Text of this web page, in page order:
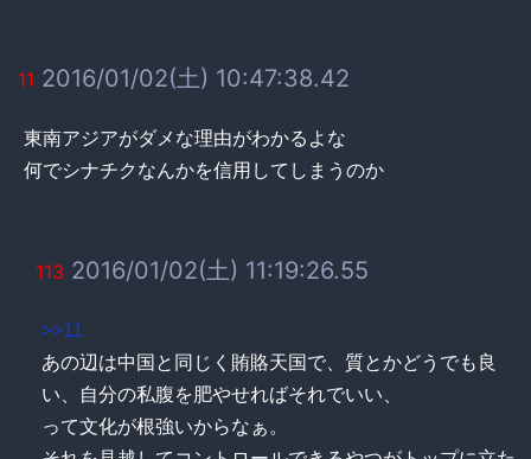
11 2016/01/02(土) 10:47:38.42
東南アジアがダメな理由がわかるよな
何でシナチクなんかを信用してしまうのか
113 2016/01/02(土) 11:19:26.55
>>11
あの辺は中国と同じく賄賂天国で、質とかどうでも良
い、自分の私腹を肥やせればそれでいい、
って文化が根強いからなぁ。